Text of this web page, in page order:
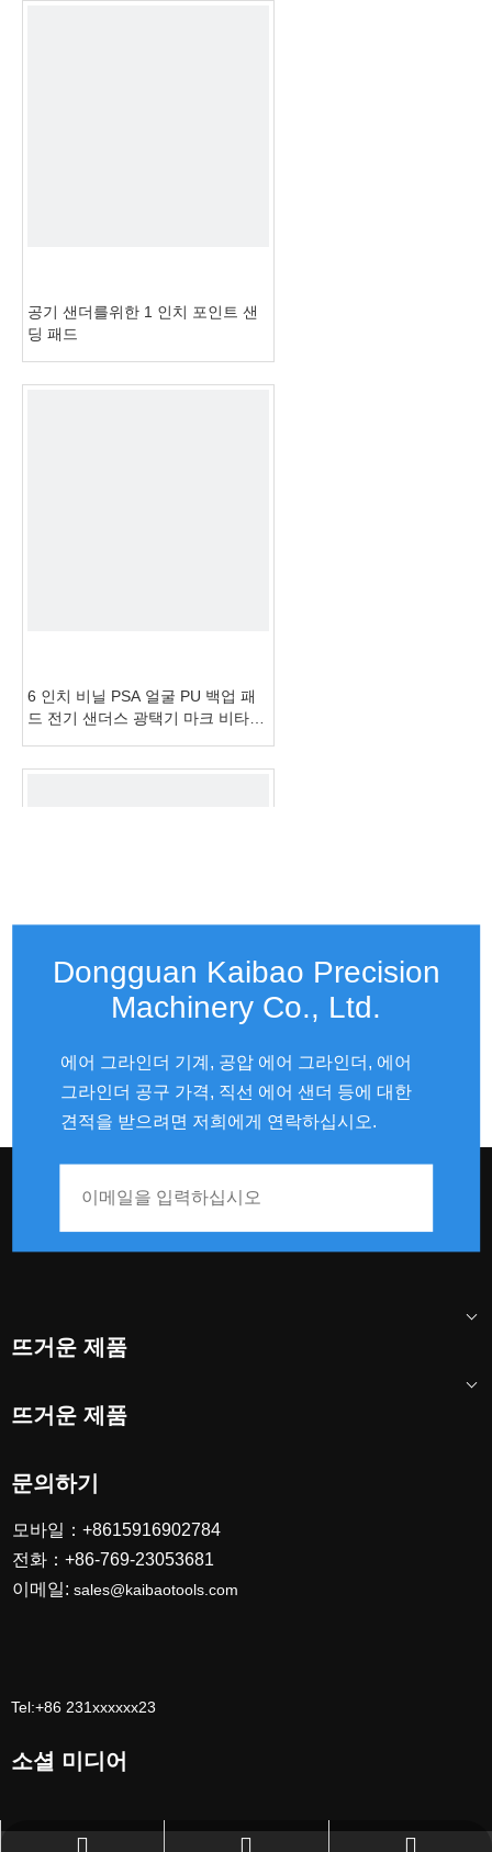
공기 샌더를위한 1 인치 포인트 샌
딩 패드
6 인치 비닐 PSA 얼굴 PU 백업 패
드 전기 샌더스 광택기 마크 비타를
듀얼 액션 에어 샌더 접착 백 디스크
1
뜨거운 판매 공기 도구
Dongguan Kaibao Precision
Machinery Co., Ltd.
에어 그라인더 기계, 공압 에어 그라인더, 에어
그라인더 공구 가격, 직선 에어 샌더 등에 대한
견적을 받으려면 저희에게 연락하십시오.
뜨거운 제품
뜨거운 제품
문의하기
모바일：+8615916902784
전화：+86-769-23053681
이메일: sales@kaibaotools.com
Tel:+86 231xxxxxx23
소셜 미디어